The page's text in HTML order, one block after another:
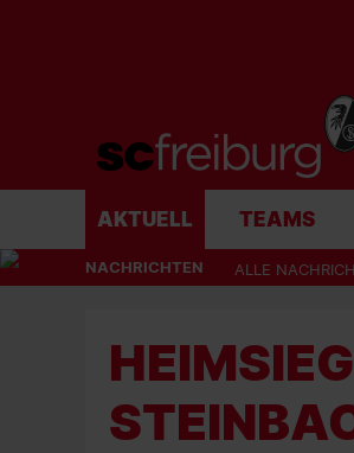
AKTUELL TEAMS
NACHRICHTEN ALLE